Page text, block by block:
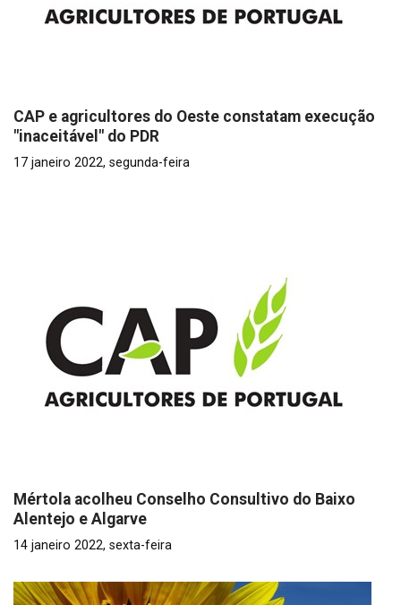
CAP e agricultores do Oeste constatam execução
"inaceitável" do PDR
17 janeiro 2022, segunda-feira
Mértola acolheu Conselho Consultivo do Baixo
Alentejo e Algarve
14 janeiro 2022, sexta-feira